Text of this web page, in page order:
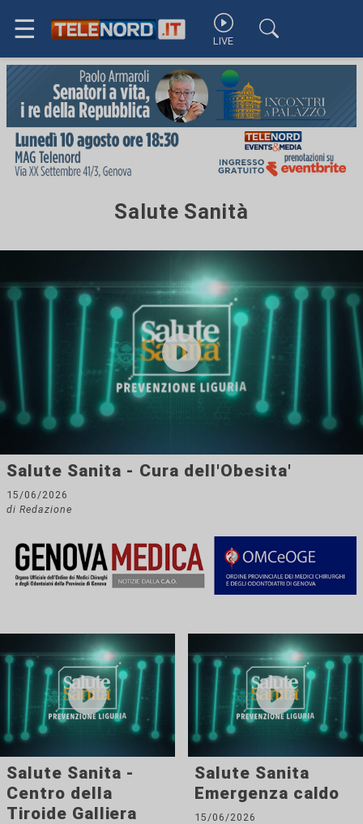
☰ LIVE
Salute Sanità
Salute Sanita - Cura dell'Obesita'
15/06/2026
di Redazione
Salute Sanita -
Centro della
Tiroide Galliera
Salute Sanita
Emergenza caldo
15/06/2026